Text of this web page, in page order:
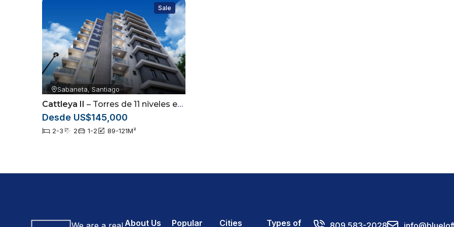
Sale
Sabaneta, Santiago
Cattleya II – Torres de 11 niveles en Sabaneta, Santiago
Desde US$145,000
2-3 2 1-2 89-121M²
About Us
Popular
Cities
Types of